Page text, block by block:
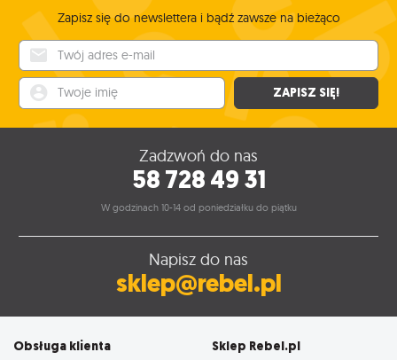
Zapisz się do newslettera i bądź zawsze na bieżąco
ZAPISZ SIĘ!
Zadzwoń do nas
58 728 49 31
W godzinach 10-14 od poniedziałku do piątku
Napisz do nas
sklep@rebel.pl
Obsługa klienta Sklep Rebel.pl